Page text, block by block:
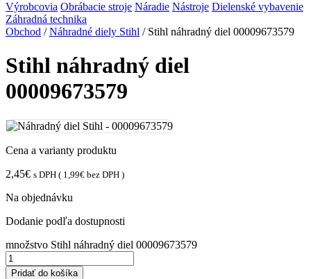
Výrobcovia Obrábacie stroje Náradie Nástroje Dielenské vybavenie
Záhradná technika
Obchod /Náhradné diely Stihl / Stihl náhradný diel 00009673579
Stihl náhradný diel
00009673579
Cena a varianty produktu
2,45€ s DPH ( 1,99€ bez DPH )
Na objednávku
Dodanie podľa dostupnosti
množstvo Stihl náhradný diel 00009673579
Pridať do košíka